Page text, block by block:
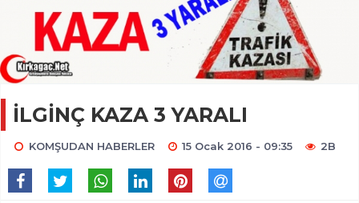
İLGİNÇ KAZA 3 YARALI
KOMŞUDAN HABERLER 15 Ocak 2016 - 09:35 2B